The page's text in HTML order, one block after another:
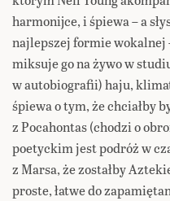
harmonijce, i śpiewa – a
najlepszej formie wokalnej
miksuje go na żywo w
w autobiografii) haju,
śpiewa o tym, że chciałby
z Pocahontas (chodzi o
poetyckim jest podróż w
z Marsa, że zostałby
proste, łatwe do